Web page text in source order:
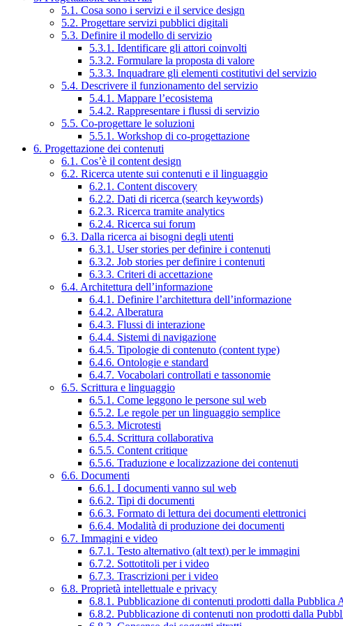
5.1. Cosa sono i servizi e il service design
5.2. Progettare servizi pubblici digitali
5.3. Definire il modello di servizio
5.3.1. Identificare gli attori coinvolti
5.3.2. Formulare la proposta di valore
5.3.3. Inquadrare gli elementi costitutivi del servizio
5.4. Descrivere il funzionamento del servizio
5.4.1. Mappare l’ecosistema
5.4.2. Rappresentare i flussi di servizio
5.5. Co-progettare le soluzioni
5.5.1. Workshop di co-progettazione
6. Progettazione dei contenuti
6.1. Cos’è il content design
6.2. Ricerca utente sui contenuti e il linguaggio
6.2.1. Content discovery
6.2.2. Dati di ricerca (search keywords)
6.2.3. Ricerca tramite analytics
6.2.4. Ricerca sui forum
6.3. Dalla ricerca ai bisogni degli utenti
6.3.1. User stories per definire i contenuti
6.3.2. Job stories per definire i contenuti
6.3.3. Criteri di accettazione
6.4. Architettura dell’informazione
6.4.1. Definire l’architettura dell’informazione
6.4.2. Alberatura
6.4.3. Flussi di interazione
6.4.4. Sistemi di navigazione
6.4.5. Tipologie di contenuto (content type)
6.4.6. Ontologie e standard
6.4.7. Vocabolari controllati e tassonomie
6.5. Scrittura e linguaggio
6.5.1. Come leggono le persone sul web
6.5.2. Le regole per un linguaggio semplice
6.5.3. Microtesti
6.5.4. Scrittura collaborativa
6.5.5. Content critique
6.5.6. Traduzione e localizzazione dei contenuti
6.6. Documenti
6.6.1. I documenti vanno sul web
6.6.2. Tipi di documenti
6.6.3. Formato di lettura dei documenti elettronici
6.6.4. Modalità di produzione dei documenti
6.7. Immagini e video
6.7.1. Testo alternativo (alt text) per le immagini
6.7.2. Sottotitoli per i video
6.7.3. Trascrizioni per i video
6.8. Proprietà intellettuale e privacy
6.8.1. Pubblicazione di contenuti prodotti dalla Pubblica
6.8.2. Pubblicazione di contenuti non prodotti dalla